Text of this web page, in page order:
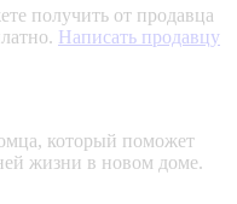
получить от продавца
Написать продавцу
который поможет
жизни в новом доме.